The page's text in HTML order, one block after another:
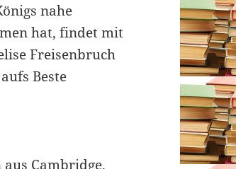
nahe
hat, findet mit
Freisenbruch
Beste
Cambridge,